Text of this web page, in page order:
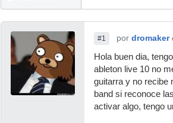
#1 por dromaker
Hola buen dia,
ableton live 10 no
guitarra y no recibe
band si reconoce
activar algo, tengo